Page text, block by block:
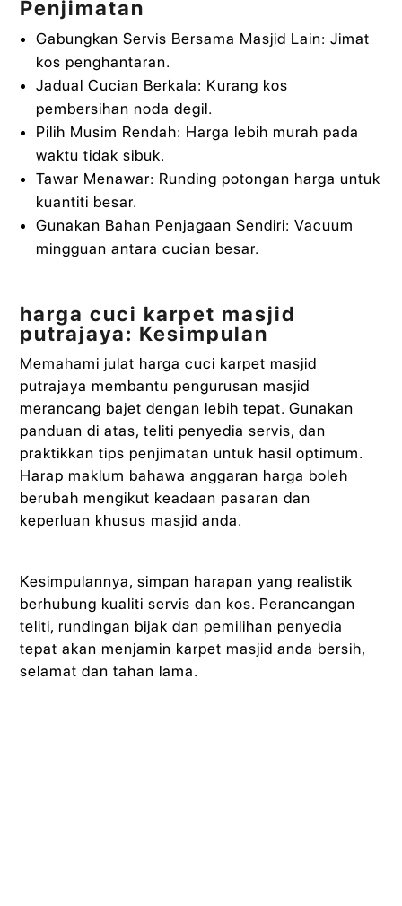
Penjimatan
Gabungkan Servis Bersama Masjid Lain: Jimat
kos penghantaran.
Jadual Cucian Berkala: Kurang kos
pembersihan noda degil.
Pilih Musim Rendah: Harga lebih murah pada
waktu tidak sibuk.
Tawar Menawar: Runding potongan harga untuk
kuantiti besar.
Gunakan Bahan Penjagaan Sendiri: Vacuum
mingguan antara cucian besar.
harga cuci karpet masjid
putrajaya: Kesimpulan
Memahami julat harga cuci karpet masjid
putrajaya membantu pengurusan masjid
merancang bajet dengan lebih tepat. Gunakan
panduan di atas, teliti penyedia servis, dan
praktikkan tips penjimatan untuk hasil optimum.
Harap maklum bahawa anggaran harga boleh
berubah mengikut keadaan pasaran dan
keperluan khusus masjid anda.
Kesimpulannya, simpan harapan yang realistik
berhubung kualiti servis dan kos. Perancangan
teliti, rundingan bijak dan pemilihan penyedia
tepat akan menjamin karpet masjid anda bersih,
selamat dan tahan lama.